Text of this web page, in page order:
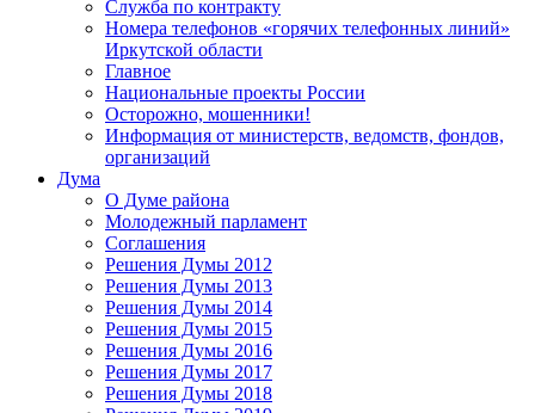
Служба по контракту
Номера телефонов «горячих телефонных линий»
Иркутской области
Главное
Национальные проекты России
Осторожно, мошенники!
Информация от министерств, ведомств, фондов,
организаций
Дума
О Думе района
Молодежный парламент
Соглашения
Решения Думы 2012
Решения Думы 2013
Решения Думы 2014
Решения Думы 2015
Решения Думы 2016
Решения Думы 2017
Решения Думы 2018